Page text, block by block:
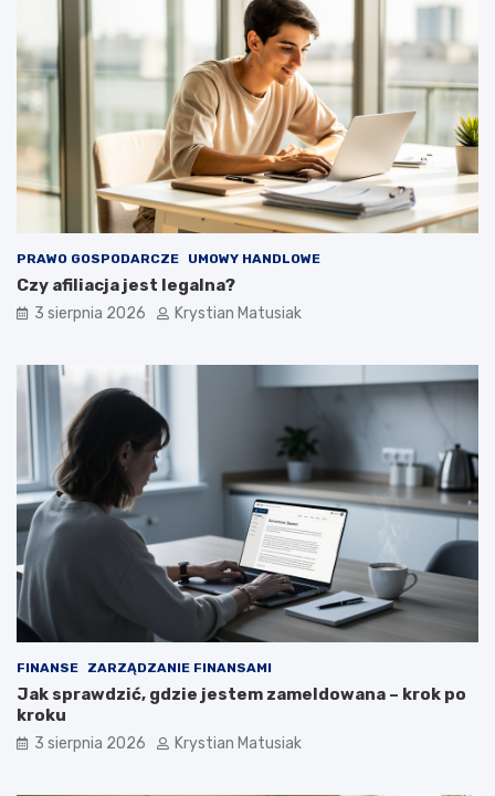
PRAWO GOSPODARCZE UMOWY HANDLOWE
Czy afiliacja jest legalna?
3 sierpnia 2026 Krystian Matusiak
FINANSE ZARZĄDZANIE FINANSAMI
Jak sprawdzić, gdzie jestem zameldowana – krok po
kroku
3 sierpnia 2026 Krystian Matusiak